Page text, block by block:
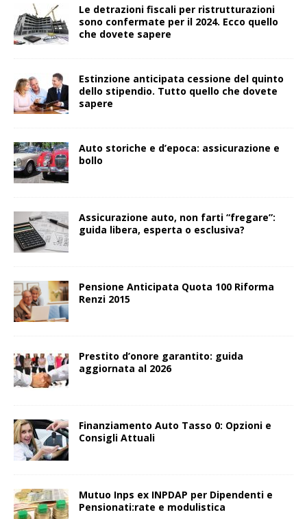
Le detrazioni fiscali per ristrutturazioni
sono confermate per il 2024. Ecco quello
che dovete sapere
Estinzione anticipata cessione del quinto
dello stipendio. Tutto quello che dovete
sapere
Auto storiche e d’epoca: assicurazione e
bollo
Assicurazione auto, non farti “fregare”:
guida libera, esperta o esclusiva?
Pensione Anticipata Quota 100 Riforma
Renzi 2015
Prestito d’onore garantito: guida
aggiornata al 2026
Finanziamento Auto Tasso 0: Opzioni e
Consigli Attuali
Mutuo Inps ex INPDAP per Dipendenti e
Pensionati:rate e modulistica